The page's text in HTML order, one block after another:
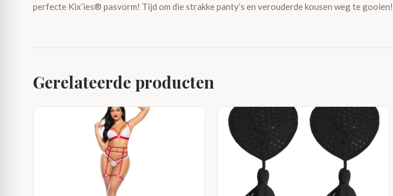
perfecte Kix’ies® pasvorm! Tijd om die strakke panty’s en verouderde kousen weg te gooien!
Gerelateerde producten